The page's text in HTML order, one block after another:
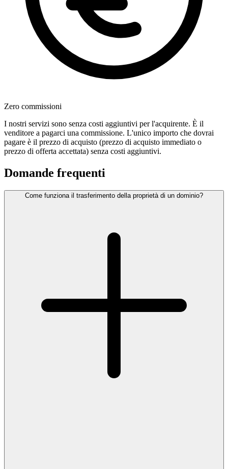
Zero commissioni
I nostri servizi sono senza costi aggiuntivi per l'acquirente. È il
venditore a pagarci una commissione. L'unico importo che dovrai
pagare è il prezzo di acquisto (prezzo di acquisto immediato o
prezzo di offerta accettata) senza costi aggiuntivi.
Domande frequenti
Come funziona il trasferimento della proprietà di un dominio?